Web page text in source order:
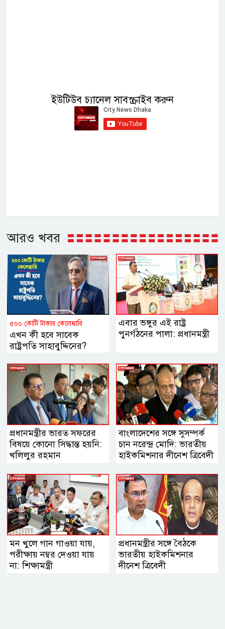
ইউটিউব চ্যানেল সাবস্ক্রাইব করুন
আরও খবর
৫০০ কোটি টাকার কেলেঙ্কারি
এখন কী হবে সাবেক
রাষ্ট্রপতি সাহাবুদ্দিনের?
এবার ভঙ্গুর এই রাষ্ট্র
পুনর্গঠনের পালা: প্রধানমন্ত্রী
প্রধানমন্ত্রীর ভারত সফরের
বিষয়ে কোনো সিদ্ধান্ত হয়নি:
খলিলুর রহমান
বাংলাদেশের সঙ্গে সুসম্পর্ক
চান নরেন্দ্র মোদি: ভারতীয়
হাইকমিশনার দীনেশ ত্রিবেদী
মন খুলে গান গাওয়া যায়,
পরীক্ষায় নম্বর দেওয়া যায়
না: শিক্ষামন্ত্রী
প্রধানমন্ত্রীর সঙ্গে বৈঠকে
ভারতীয় হাইকমিশনার
দীনেশ ত্রিবেদী